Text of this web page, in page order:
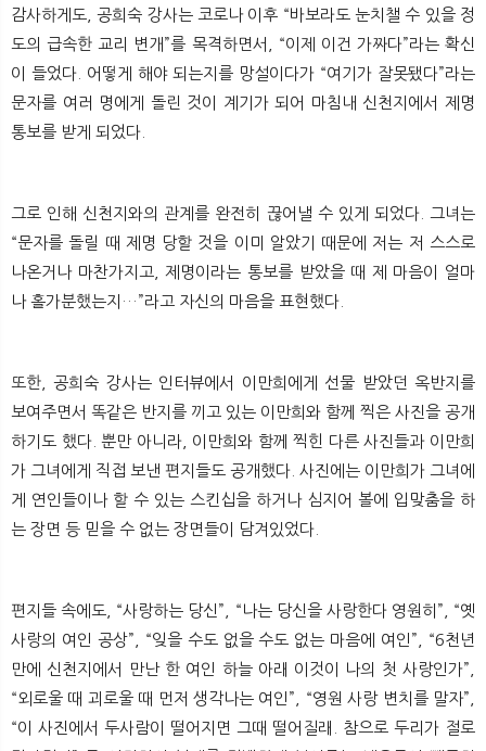
감사하게도, 공희숙 강사는 코로나 이후 “바보라도 눈치챌 수 있을 정
도의 급속한 교리 변개”를 목격하면서, “이제 이건 가짜다”라는 확신
이 들었다. 어떻게 해야 되는지를 망설이다가 “여기가 잘못됐다”라는
문자를 여러 명에게 돌린 것이 계기가 되어 마침내 신천지에서 제명
통보를 받게 되었다.
그로 인해 신천지와의 관계를 완전히 끊어낼 수 있게 되었다. 그녀는
“문자를 돌릴 때 제명 당할 것을 이미 알았기 때문에 저는 저 스스로
나온거나 마찬가지고, 제명이라는 통보를 받았을 때 제 마음이 얼마
나 홀가분했는지…”라고 자신의 마음을 표현했다.
또한, 공희숙 강사는 인터뷰에서 이만희에게 선물 받았던 옥반지를
보여주면서 똑같은 반지를 끼고 있는 이만희와 함께 찍은 사진을 공개
하기도 했다. 뿐만 아니라, 이만희와 함께 찍힌 다른 사진들과 이만희
가 그녀에게 직접 보낸 편지들도 공개했다. 사진에는 이만희가 그녀에
게 연인들이나 할 수 있는 스킨십을 하거나 심지어 볼에 입맞춤을 하
는 장면 등 믿을 수 없는 장면들이 담겨있었다.
편지들 속에도, “사랑하는 당신”, “나는 당신을 사랑한다 영원히”, “옛
사랑의 여인 공상”, “잊을 수도 없을 수도 없는 마음에 여인”, “6천년
만에 신천지에서 만난 한 여인 하늘 아래 이것이 나의 첫 사랑인가”,
“외로울 때 괴로울 때 먼저 생각나는 여인”, “영원 사랑 변치를 말자”,
“이 사진에서 두사람이 떨어지면 그때 떨어질래. 참으로 두리가 절로